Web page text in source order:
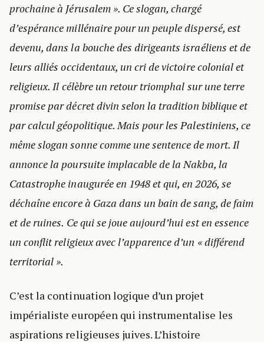
prochaine à Jérusalem ». Ce slogan, chargé
d’espérance millénaire pour un peuple dispersé, est
devenu, dans la bouche des dirigeants israéliens et de
leurs alliés occidentaux, un cri de victoire colonial et
religieux. Il célèbre un retour triomphal sur une terre
promise par décret divin selon la tradition biblique et
par calcul géopolitique. Mais pour les Palestiniens, ce
même slogan sonne comme une sentence de mort. Il
annonce la poursuite implacable de la Nakba, la
Catastrophe inaugurée en 1948 et qui, en 2026, se
déchaîne encore à Gaza dans un bain de sang, de faim
et de ruines. Ce qui se joue aujourd’hui est en essence
un conflit religieux avec l’apparence d’un « différend
territorial ».
C’est la continuation logique d’un projet
impérialiste européen qui instrumentalise les
aspirations religieuses juives. L’histoire